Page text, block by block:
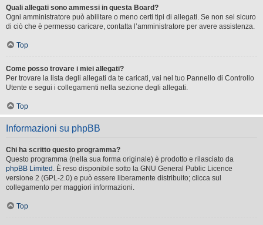
Quali allegati sono ammessi in questa Board?
Ogni amministratore può abilitare o meno certi tipi di allegati. Se non sei sicuro
di ciò che è permesso caricare, contatta l’amministratore per avere assistenza.
Top
Come posso trovare i miei allegati?
Per trovare la lista degli allegati da te caricati, vai nel tuo Pannello di Controllo
Utente e segui i collegamenti nella sezione degli allegati.
Top
Informazioni su phpBB
Chi ha scritto questo programma?
Questo programma (nella sua forma originale) è prodotto e rilasciato da
phpBB Limited . È reso disponibile sotto la GNU General Public Licence
versione 2 (GPL-2.0) e può essere liberamente distribuito; clicca sul
collegamento per maggiori informazioni.
Top